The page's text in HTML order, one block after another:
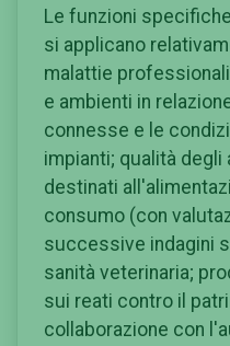
Le funzioni
si applicano
malattie
e ambienti in
connesse e le
impianti; qualità degli
destinati
consumo (con
successive indagini
sanità veterinaria;
sui reati contro il
collaborazione con